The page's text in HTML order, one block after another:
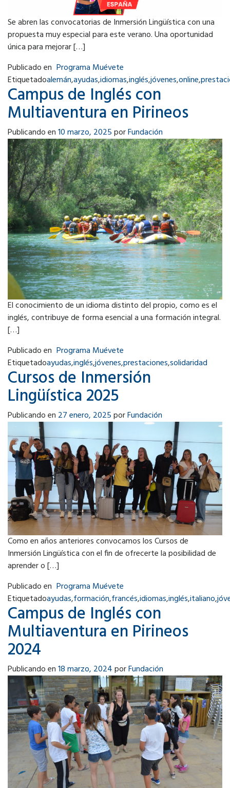
Se abren las convocatorias de Inmersión Lingüística con una
propuesta muy especial para este verano. Una oportunidad
única para mejorar […]
Publicado en Programa Muévete
Etiquetadoalemán,ayudas,idiomas,inglés,jóvenes,online,
Campus de Inglés con
Multiaventura en Pirineos
Publicando en10 marzo, 2025porFundación
El conocimiento de un idioma distinto del propio, como es el
inglés, contribuye de forma esencial a una formación integral.
[…]
Publicado en Programa Muévete
Etiquetadoayudas,inglés,jóvenes,prestaciones,solidaridad
Cursos de Inmersión
Lingüística 2025
Publicando en 27 enero, 2025porFundación
Como en años anteriores convocamos los Cursos de
Inmersión Lingüística con el fin de ofrecerte la posibilidad de
aprender o […]
Publicado en Programa Muévete
Etiquetadoayudas,formación,francés,idiomas,inglés,italiano,
Campus de Inglés con
Multiaventura en Pirineos
2024
Publicando en18 marzo, 2024porFundación